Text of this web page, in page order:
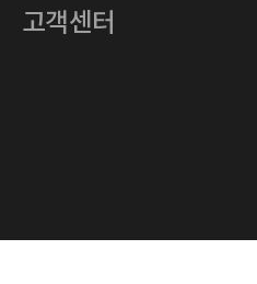
호스팅사업자
고객센터